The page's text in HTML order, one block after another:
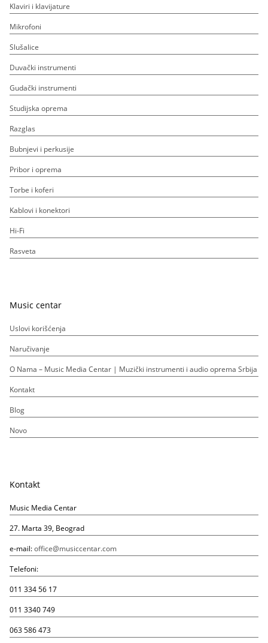
Klaviri i klavijature
Mikrofoni
Slušalice
Duvački instrumenti
Gudački instrumenti
Studijska oprema
Razglas
Bubnjevi i perkusije
Pribor i oprema
Torbe i koferi
Kablovi i konektori
Hi-Fi
Rasveta
Music centar
Uslovi korišćenja
Naručivanje
O Nama – Music Media Centar | Muzički instrumenti i audio oprema Srbija
Kontakt
Blog
Novo
Kontakt
Music Media Centar
27. Marta 39, Beograd
e-mail:office@musiccentar.com
Telefoni:
011 334 56 17
011 3340 749
063 586 473